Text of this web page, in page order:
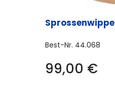
Sprossenwippe
Best-Nr. 44.068
99,00 €